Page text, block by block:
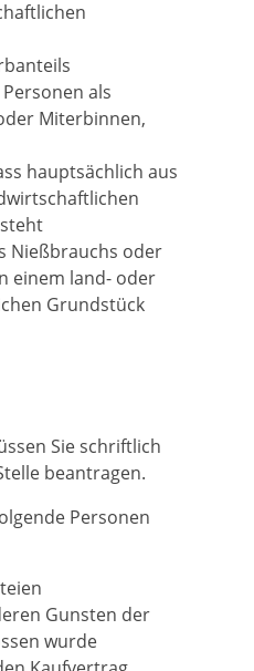
als
Miterbinnen,
hauptsächlich aus
Nießbrauchs oder
einem land- oder
Grundstück
Sie schriftlich
beantragen.
Personen
Gunsten der
wurde